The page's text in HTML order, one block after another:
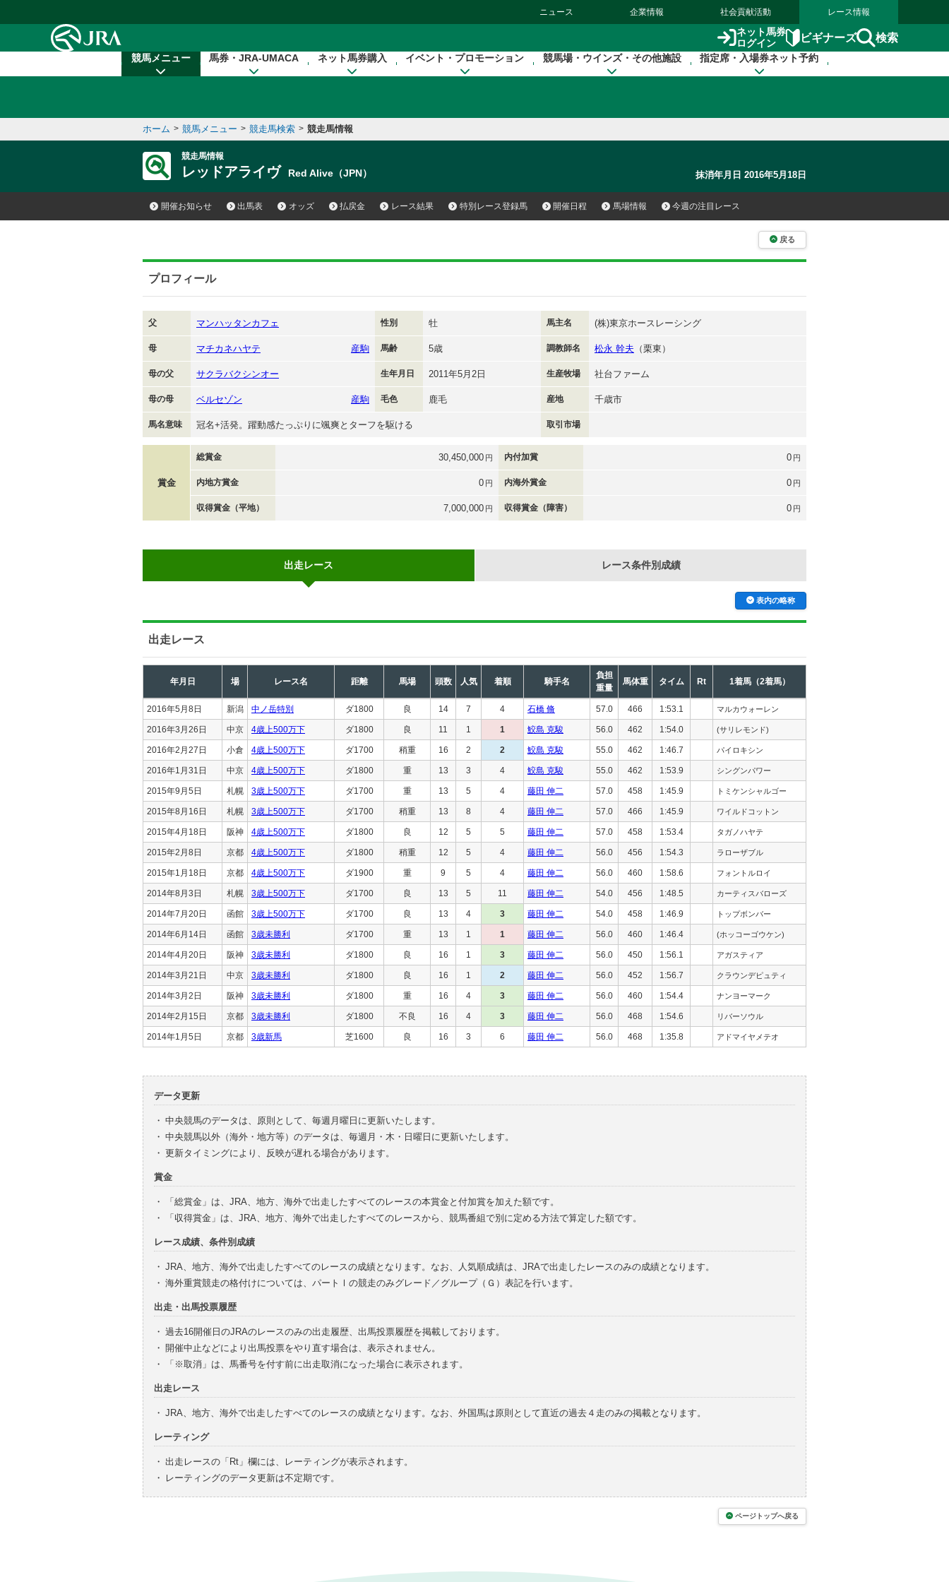
ニュース 企業情報 社会貢献活動 レース情報
ネット馬券
ログイン
ビギナーズ 検索
競馬メニュー 馬券・JRA-UMACA ネット馬券購入 イベント・プロモーション 競馬場・ウインズ・その他施設 指定席・入場券ネット予約
ホーム > 競馬メニュー > 競走馬検索 > 競走馬情報
競走馬情報
レッドアライヴ Red Alive（JPN） 抹消年月日 2016年5月18日
開催お知らせ 出馬表 オッズ 払戻金 レース結果 特別レース登録馬 開催日程 馬場情報 今週の注目レース
戻る
プロフィール
父 マンハッタンカフェ 性別 牡 馬主名 (株)東京ホースレーシング
母 マチカネハヤテ 産駒 馬齢 5歳 調教師名 松永 幹夫 （栗東）
母の父 サクラバクシンオー 生年月日 2011年5月2日 生産牧場 社台ファーム
母の母 ベルセゾン 産駒 毛色 鹿毛 産地 千歳市
馬名意味 冠名+活発。躍動感たっぷりに颯爽とターフを駆ける 取引市場
賞金
総賞金 30,450,000 円 内付加賞 0 円
内地方賞金 0 円 内海外賞金 0 円
収得賞金（平地） 7,000,000 円 収得賞金（障害） 0 円
出走レース レース条件別成績
表内の略称
出走レース
年月日 場 レース名 距離 馬場 頭数 人気 着順 騎手名
負担
重量
馬体重 タイム Rt 1着馬（2着馬）
2016年5月8日 新潟 中ノ岳特別 ダ1800 良 14 7 4 石橋 脩 57.0 466 1:53.1 マルカウォーレン
2016年3月26日 中京 4歳上500万下 ダ1800 良 11 1 1 鮫島 克駿 56.0 462 1:54.0 (サリレモンド)
2016年2月27日 小倉 4歳上500万下 ダ1700 稍重 16 2 2 鮫島 克駿 55.0 462 1:46.7 パイロキシン
2016年1月31日 中京 4歳上500万下 ダ1800 重 13 3 4 鮫島 克駿 55.0 462 1:53.9 シングンパワー
2015年9月5日 札幌 3歳上500万下 ダ1700 重 13 5 4 藤田 伸二 57.0 458 1:45.9 トミケンシャルゴー
2015年8月16日 札幌 3歳上500万下 ダ1700 稍重 13 8 4 藤田 伸二 57.0 466 1:45.9 ワイルドコットン
2015年4月18日 阪神 4歳上500万下 ダ1800 良 12 5 5 藤田 伸二 57.0 458 1:53.4 タガノハヤテ
2015年2月8日 京都 4歳上500万下 ダ1800 稍重 12 5 4 藤田 伸二 56.0 456 1:54.3 ラローザブル
2015年1月18日 京都 4歳上500万下 ダ1900 重 9 5 4 藤田 伸二 56.0 460 1:58.6 フォントルロイ
2014年8月3日 札幌 3歳上500万下 ダ1700 良 13 5 11 藤田 伸二 54.0 456 1:48.5 カーティスバローズ
2014年7月20日 函館 3歳上500万下 ダ1700 良 13 4 3 藤田 伸二 54.0 458 1:46.9 トップボンバー
2014年6月14日 函館 3歳未勝利 ダ1700 重 13 1 1 藤田 伸二 56.0 460 1:46.4 (ホッコーゴウケン)
2014年4月20日 阪神 3歳未勝利 ダ1800 良 16 1 3 藤田 伸二 56.0 450 1:56.1 アガスティア
2014年3月21日 中京 3歳未勝利 ダ1800 良 16 1 2 藤田 伸二 56.0 452 1:56.7 クラウンデピュティ
2014年3月2日 阪神 3歳未勝利 ダ1800 重 16 4 3 藤田 伸二 56.0 460 1:54.4 ナンヨーマーク
2014年2月15日 京都 3歳未勝利 ダ1800 不良 16 4 3 藤田 伸二 56.0 468 1:54.6 リバーソウル
2014年1月5日 京都 3歳新馬 芝1600 良 16 3 6 藤田 伸二 56.0 468 1:35.8 アドマイヤメテオ
データ更新
・ 中央競馬のデータは、原則として、毎週月曜日に更新いたします。
・ 中央競馬以外（海外・地方等）のデータは、毎週月・木・日曜日に更新いたします。
・ 更新タイミングにより、反映が遅れる場合があります。
賞金
・
「総賞金」は、JRA、地方、海外で出走したすべてのレースの本賞金と付加賞を加えた額です。
・
「収得賞金」は、JRA、地方、海外で出走したすべてのレースから、競馬番組で別に定める方法で算定した額です。
レース成績、条件別成績
・ JRA、地方、海外で出走したすべてのレースの成績となります。なお、人気順成績は、JRAで出走したレースのみの成績となります。
・ 海外重賞競走の格付けについては、パートⅠの競走のみグレード／グループ（Ｇ）表記を行います。
出走・出馬投票履歴
・ 過去16開催日のJRAのレースのみの出走履歴、出馬投票履歴を掲載しております。
・ 開催中止などにより出馬投票をやり直す場合は、表示されません。
・
「※取消」は、馬番号を付す前に出走取消になった場合に表示されます。
出走レース
・ JRA、地方、海外で出走したすべてのレースの成績となります。なお、外国馬は原則として直近の過去４走のみの掲載となります。
レーティング
・ 出走レースの「Rt」欄には、レーティングが表示されます。
・
レーティングのデータ更新は不定期です。
ページトップへ戻る